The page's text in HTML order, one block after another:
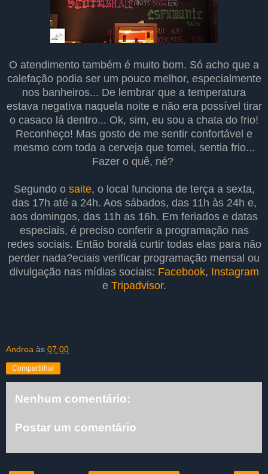
O atendimento também é muito bom. Só acho que a
calefação podia ser um pouco melhor, especialmente
nos banheiros... De lembrar que a temperatura
estava negativa naquela noite e não era possível tirar
o casaco lá dentro... Ok, sim, eu sou a chata do frio!
Reconheço! Mas gosto de me sentir confortável e
mesmo com toda a cerveja que tomei, sentia frio...
Fazer o quê, né?
Segundo o saite, o local funciona de terça a sexta,
das 17h até a 24h. Aos sábados, das 11h às 24h e,
aos domingos, das 11h as 16h. Em feriados e datas
especiais, é preciso conferir a programação nas
redes sociais. Então boralá curtir todas elas para não
perder nada?eciais verificar programação mensal ou
divulgação nas mídias sociais: Facebook, Instagram
e Tripadvisor.
Andrea às 07:00
Compartilhar
Nenhum comentário:
Postar um comentário